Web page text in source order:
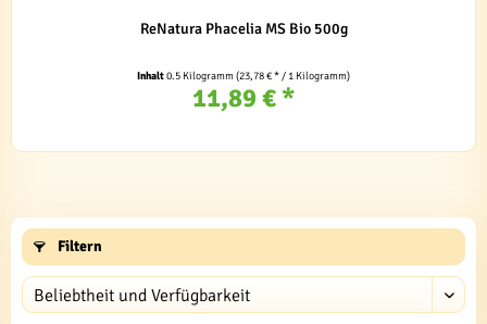
ReNatura Phacelia MS Bio 500g
Inhalt0.5 Kilogramm(23,78 € * / 1 Kilogramm)
11,89 € *
Filtern